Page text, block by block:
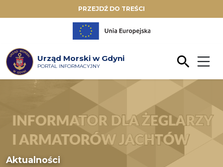
PRZEJDŹ DO TREŚCI
Urząd Morski w Gdyni
PORTAL INFORMACYJNY
Aktualności